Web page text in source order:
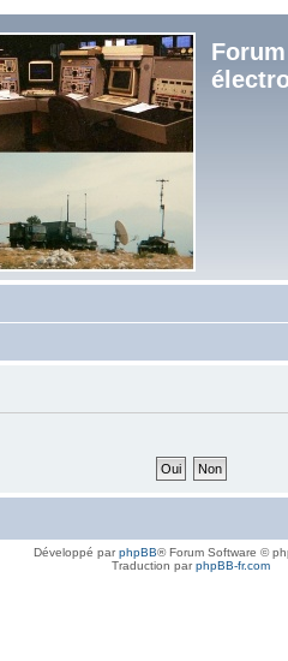
Développé parphpBB® Forum Software ©
Traduction parphpBB-fr.com